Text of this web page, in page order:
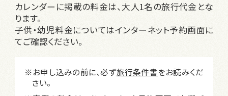
カレンダーに掲載の料金は、大人1名の旅行代金とな
ります。
子供・幼児料金についてはインターネット予約画面に
てご確認ください。
※お申し込みの前に、必ず旅行条件書をお読みくだ
さい。